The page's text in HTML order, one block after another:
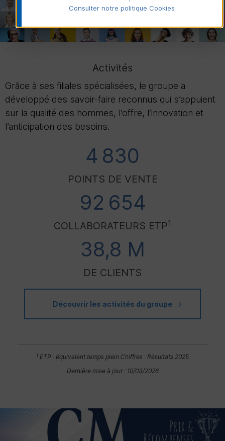
Activités
Grâce à ses filiales spécialisées, le groupe a
développé des savoir-faire reconnus qui s’appuient
sur la qualité des hommes, l’offre, l’innovation et
l’anticipation des besoins.
4 830
POINTS DE VENTE
92 654
COLLABORATEURS ETP1
38,8 M
DE CLIENTS
Découvrir les activités du groupe
1 ETP : équivalent temps plein Chiffres : Résultats 2025
Dernière mise à jour : 10/03/2026
Consulter notre politique Cookies